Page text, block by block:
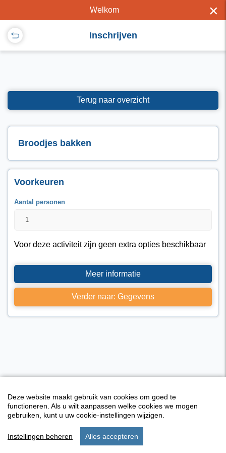
Welkom ×
Inschrijven
Terug naar overzicht
Broodjes bakken
Voorkeuren
Aantal personen
Voor deze activiteit zijn geen extra opties beschikbaar
Meer informatie
Verder naar: Gegevens
IActiviteiten overzicht
start verblijf instellingen
Deze website maakt gebruik van cookies om goed te
functioneren. Als u wilt aanpassen welke cookies we mogen
gebruiken, kunt u uw cookie-instellingen wijzigen.
Instellingen beheren Alles accepteren